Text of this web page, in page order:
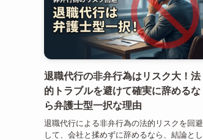
退職代行の非弁行為はリスク大！法
的トラブルを避けて確実に辞めるな
ら弁護士型一択な理由
退職代行による非弁行為の法的リスクを回避
して、会社と揉めずに辞めるなら、結論とし